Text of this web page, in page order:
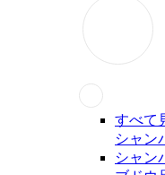
すべて
シャン
シャン